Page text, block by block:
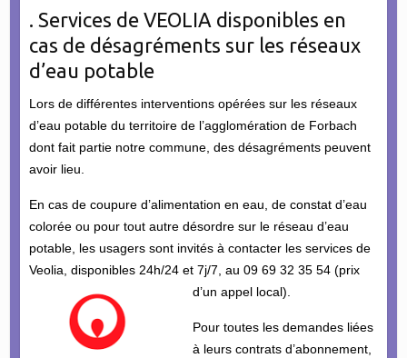
. Services de VEOLIA disponibles en
cas de désagréments sur les réseaux
d’eau potable
Lors de différentes interventions opérées sur les réseaux
d’eau potable du territoire de l’agglomération de Forbach
dont fait partie notre commune, des désagréments peuvent
avoir lieu.
En cas de coupure d’alimentation en eau, de constat d’eau
colorée ou pour tout autre désordre sur le réseau d’eau
potable, les usagers sont invités à contacter les services de
Veolia, disponibles 24h/24 et 7j/7, au 09 69 32 35 54 (prix
d’un appel local).
Pour toutes les demandes liées
à leurs contrats d’abonnement,